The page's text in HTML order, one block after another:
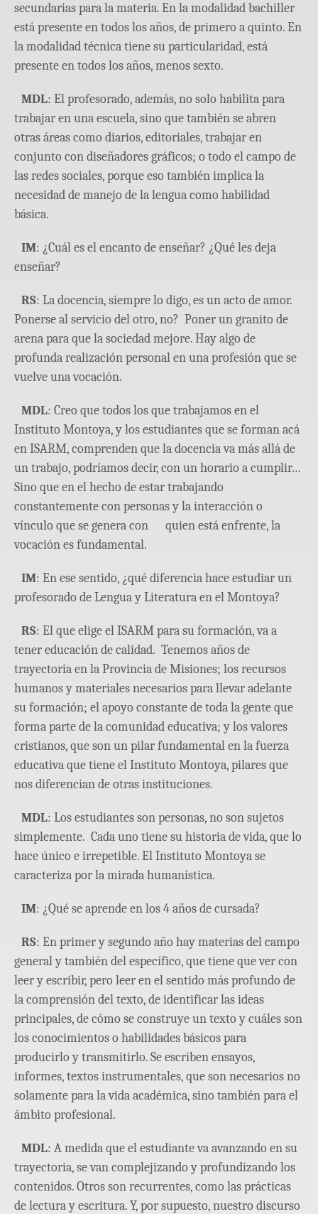
secundarias para la materia. En la modalidad bachiller
está presente en todos los años, de primero a quinto. En
la modalidad técnica tiene su particularidad, está
presente en todos los años, menos sexto.
MDL: El profesorado, además, no solo habilita para
trabajar en una escuela, sino que también se abren
otras áreas como diarios, editoriales, trabajar en
conjunto con diseñadores gráficos; o todo el campo de
las redes sociales, porque eso también implica la
necesidad de manejo de la lengua como habilidad
básica.
IM: ¿Cuál es el encanto de enseñar? ¿Qué les deja
enseñar?
RS: La docencia, siempre lo digo, es un acto de amor.
Ponerse al servicio del otro, no? Poner un granito de
arena para que la sociedad mejore. Hay algo de
profunda realización personal en una profesión que se
vuelve una vocación.
MDL: Creo que todos los que trabajamos en el
Instituto Montoya, y los estudiantes que se forman acá
en ISARM, comprenden que la docencia va más allá de
un trabajo, podríamos decir, con un horario a cumplir…
Sino que en el hecho de estar trabajando
constantemente con personas y la interacción o
vínculo que se genera con quien está enfrente, la
vocación es fundamental.
IM: En ese sentido, ¿qué diferencia hace estudiar un
profesorado de Lengua y Literatura en el Montoya?
RS: El que elige el ISARM para su formación, va a
tener educación de calidad. Tenemos años de
trayectoria en la Provincia de Misiones; los recursos
humanos y materiales necesarios para llevar adelante
su formación; el apoyo constante de toda la gente que
forma parte de la comunidad educativa; y los valores
cristianos, que son un pilar fundamental en la fuerza
educativa que tiene el Instituto Montoya, pilares que
nos diferencian de otras instituciones.
MDL: Los estudiantes son personas, no son sujetos
simplemente. Cada uno tiene su historia de vida, que lo
hace único e irrepetible. El Instituto Montoya se
caracteriza por la mirada humanística.
IM: ¿Qué se aprende en los 4 años de cursada?
RS: En primer y segundo año hay materias del campo
general y también del específico, que tiene que ver con
leer y escribir, pero leer en el sentido más profundo de
la comprensión del texto, de identificar las ideas
principales, de cómo se construye un texto y cuáles son
los conocimientos o habilidades básicos para
producirlo y transmitirlo. Se escriben ensayos,
informes, textos instrumentales, que son necesarios no
solamente para la vida académica, sino también para el
ámbito profesional.
MDL: A medida que el estudiante va avanzando en su
trayectoria, se van complejizando y profundizando los
contenidos. Otros son recurrentes, como las prácticas
de lectura y escritura. Y, por supuesto, nuestro discurso